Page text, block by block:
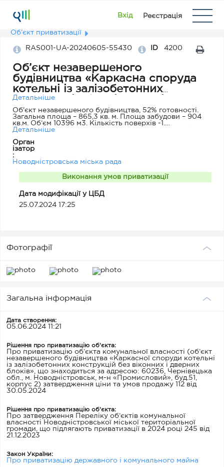
Вхід Реєстрація
Об'єкт приватизації
RAS001-UA-20240605-55430 ID 4200
Об’єкт незавершеного
будівництва «Каркасна споруда
котельні із залізобетонних
конструкцій без віконних і
дверних блоків», що знаходиться
за адресою: 60236, Чернівецька
обл., м. Новодністровськ, м-н
«Промисловий», буд.51, корпус 2
Детальніше
Об'єкт незавершеного будівництва, 52% готовності.
Загальна площа – 865,3 кв. м. Площа забудови – 904
кв.м. Об’єм 10396 м3. Кількість поверхів -1.
Конструктивні елементи: Фундамент - стрічковий
Перекриття – металева конструкція, покрівля – бетон,
вікна, двері, інженерне обладнання – відсутні. Димова
труба –цегла. Будівництво будівлі припинено в 1996
році, розташована на земельній ділянці кадастровий
Детальніше
Орган
ізатор
:
Новодністровська міська рада
Виконання умов приватизації
Дата модифікації у ЦБД
25.07.2024 17:25
Фотографії
Загальна інформація
Дата створення:
05.06.2024 11:21
Рішення про приватизацію об'єкта:
Про приватизацію об’єкта комунальної власності (об’єкт
незавершеного будівництва «Каркасної споруди котельні
із залізобетонних конструкцій без віконних і дверних
блоків», що знаходиться за адресою: 60236, Чернівецька
обл., м. Новодністровськ, м-н «Промисловий», буд.51,
корпус 2) затвердження ціни та умов продажу 112 від
30.05.2024
Рішення про приватизацію об'єкта:
Про затвердження Переліку об’єктів комунальної
власності Новодністровської міської територіальної
громади, що підлягають приватизації в 2024 році 245 від
21.12.2023
Закон України:
Про приватизацію державного і комунального майна